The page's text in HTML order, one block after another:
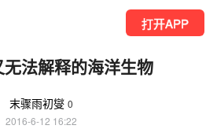
打开APP
法解释的海洋生物
末骤雨初燮 0
2016-6-12 16:22